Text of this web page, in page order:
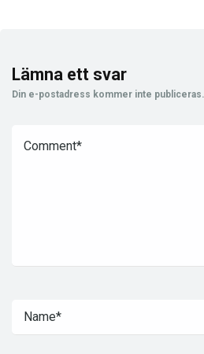
Lämna ett svar
Din e-postadress kommer inte publiceras.